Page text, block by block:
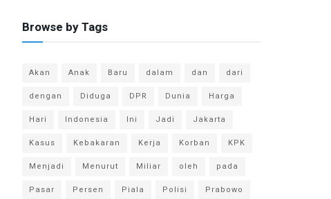
Browse by Tags
Akan Anak Baru dalam dan
dari
dengan
Diduga DPR Dunia
Harga
Hari
Indonesia Ini Jadi
Jakarta
Kasus
Kebakaran Kerja Korban
KPK
Menjadi
Menurut Miliar oleh
pada
Pasar
Persen Piala Polisi
Prabowo